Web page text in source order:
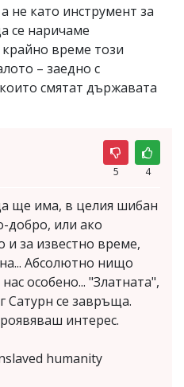
не като инструмент за
се наричаме
време този
– заедно с
смятат държавата
5 4
ще има, в целия шибан
добро, или ако
и за известно време,
Абсолютно нищо
особено... "Златната",
Сатурн се завръща.
интерес.
humanity